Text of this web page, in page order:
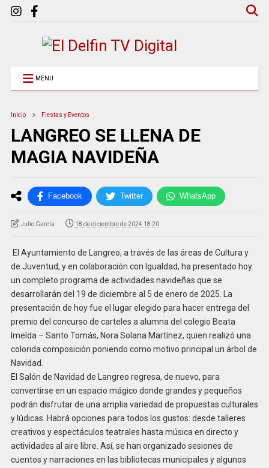
MENU
Inicio Fiestas y Eventos
LANGREO SE LLENA DE
MAGIA NAVIDEÑA
Facebook Twitter WhatsApp
Julio García 18 de diciembre de 2024 18:20
El Ayuntamiento de Langreo, a través de las áreas de Cultura y
de Juventud, y en colaboración con Igualdad, ha presentado hoy
un completo programa de actividades navideñas que se
desarrollarán del 19 de diciembre al 5 de enero de 2025. La
presentación de hoy fue el lugar elegido para hacer entrega del
premio del concurso de carteles a alumna del colegio Beata
Imelda – Santo Tomás, Nora Solana Martínez, quien realizó una
colorida composición poniendo como motivo principal un árbol de
Navidad.
El Salón de Navidad de Langreo regresa, de nuevo, para
convertirse en un espacio mágico donde grandes y pequeños
podrán disfrutar de una amplia variedad de propuestas culturales
y lúdicas. Habrá opciones para todos los gustos: desde talleres
creativos y espectáculos teatrales hasta música en directo y
actividades al aire libre. Así, se han organizado sesiones de
cuentos y narraciones en las bibliotecas municipales y algunos